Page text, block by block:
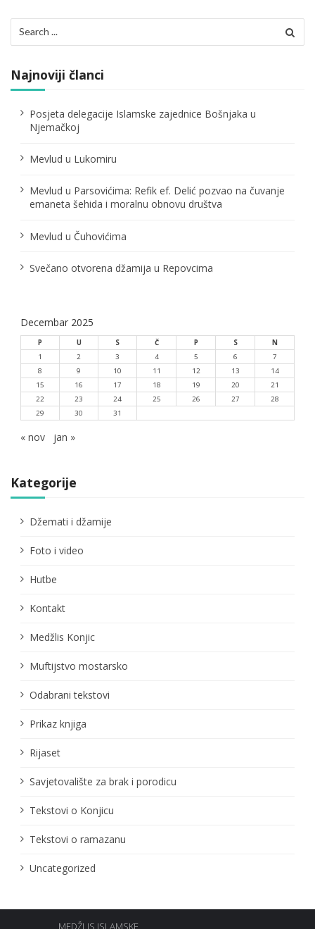
s
p
g
n
t
i
o
for:
Najnoviji članci
Posjeta delegacije Islamske zajednice Bošnjaka u
Njemačkoj
Mevlud u Lukomiru
Mevlud u Parsovićima: Refik ef. Delić pozvao na čuvanje
emaneta šehida i moralnu obnovu društva
Mevlud u Čuhovićima
Svečano otvorena džamija u Repovcima
Decembar 2025
P U S Č P S
N
1
2 3 4 5 6
7
8
9 10 11 12 13
14
15
16 17 18 19 20
21
22
23 24 25 26 27
28
29
30 31
« nov jan »
Kategorije
Džemati i džamije
Foto i video
Hutbe
Kontakt
Medžlis Konjic
Muftijstvo mostarsko
Odabrani tekstovi
Prikaz knjiga
Rijaset
Savjetovalište za brak i porodicu
Tekstovi o Konjicu
Tekstovi o ramazanu
Uncategorized
MEDŽLIS ISLAMSKE